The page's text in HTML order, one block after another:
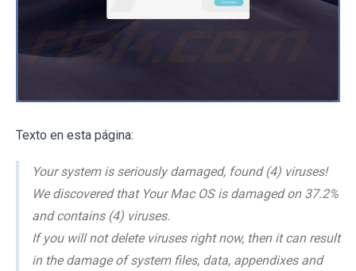
Texto en esta página:
Your system is seriously damaged, found (4) viruses!
We discovered that Your Mac OS is damaged on 37.2%
and contains (4) viruses.
If you will not delete viruses right now, then it can result
in the damage of system files, data, appendixes and